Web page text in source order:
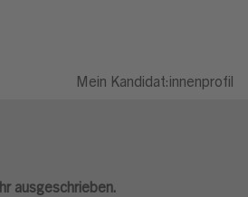
Mein Kandidat:innenprofil
ausgeschrieben.